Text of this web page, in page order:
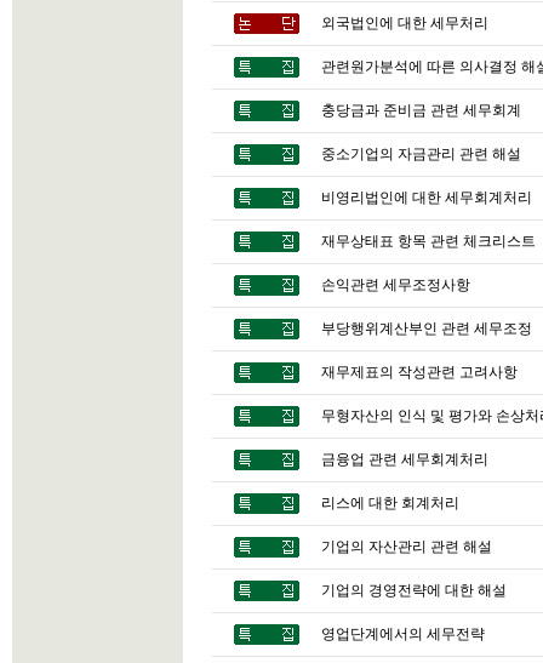
외국법인에 대한 세무처리
관련원가분석에 따른 의사결정 해
충당금과 준비금 관련 세무회계
중소기업의 자금관리 관련 해설
비영리법인에 대한 세무회계처리
재무상태표 항목 관련 체크리스트
손익관련 세무조정사항
부당행위계산부인 관련 세무조정
재무제표의 작성관련 고려사항
무형자산의 인식 및 평가와 손상처
금융업 관련 세무회계처리
리스에 대한 회계처리
기업의 자산관리 관련 해설
기업의 경영전략에 대한 해설
영업단계에서의 세무전략